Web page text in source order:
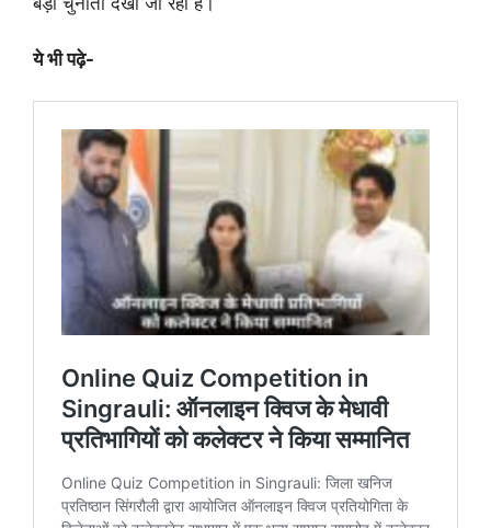
ये भी पढ़े-